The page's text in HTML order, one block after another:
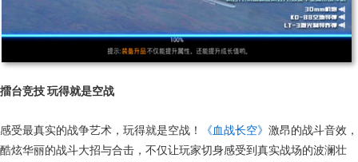
擂台竞技 玩得就是空战
感受最真实的战争艺术，玩得就是空战！ 《血战长空》 激昂的战斗音效，
酷炫华丽的战斗大招与合击，不仅让玩家切身感受到真实战场的波澜壮